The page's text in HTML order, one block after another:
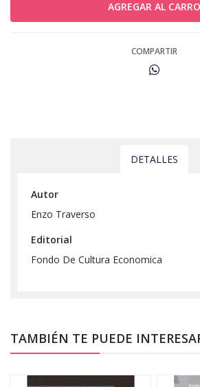
COMPARTIR
DETALLES
Autor
Enzo Traverso
Editorial
Fondo De Cultura Economica
TAMBIÉN TE PUEDE